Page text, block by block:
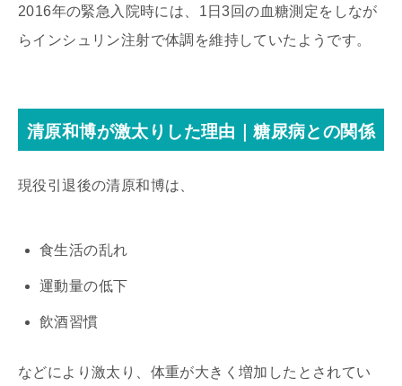
2016年の緊急入院時には、1日3回の血糖測定をしなが
らインシュリン注射で体調を維持していたようです。
清原和博が激太りした理由｜糖尿病との関係
現役引退後の清原和博は、
食生活の乱れ
運動量の低下
飲酒習慣
などにより激太り、体重が大きく増加したとされてい